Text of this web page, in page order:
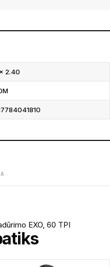
2.40
EXO, 60 TPI